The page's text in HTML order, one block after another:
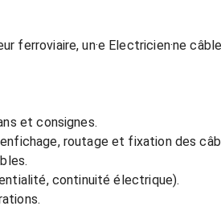
un·e Electricien·ne
et consignes.
routage et fixation des
continuité électrique).